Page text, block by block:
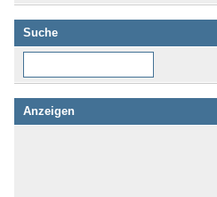
Suche
Anzeigen